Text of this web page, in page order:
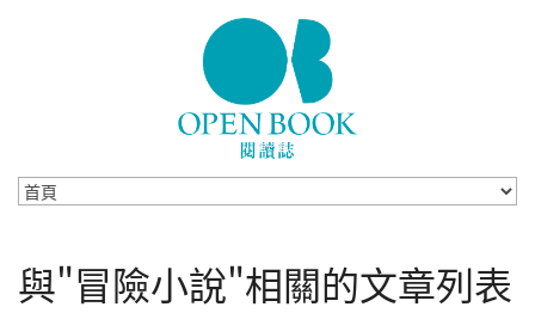
與"冒險小說"相關的文章列表